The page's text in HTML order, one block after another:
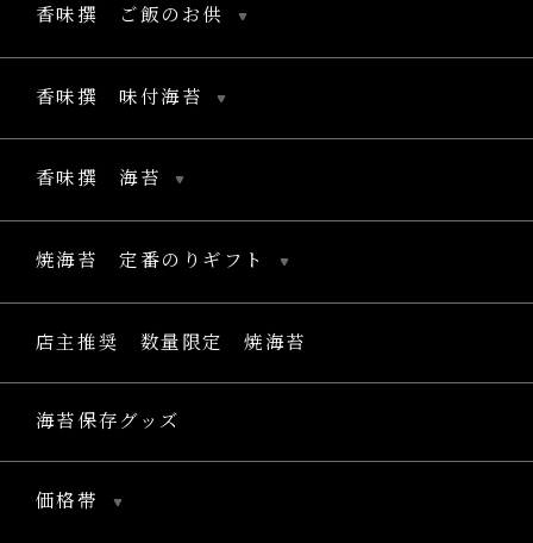
香味撰 ご飯のお供
香味撰 味付海苔
香味撰 海苔
焼海苔 定番のりギフト
店主推奨 数量限定 焼海苔
海苔保存グッズ
価格帯